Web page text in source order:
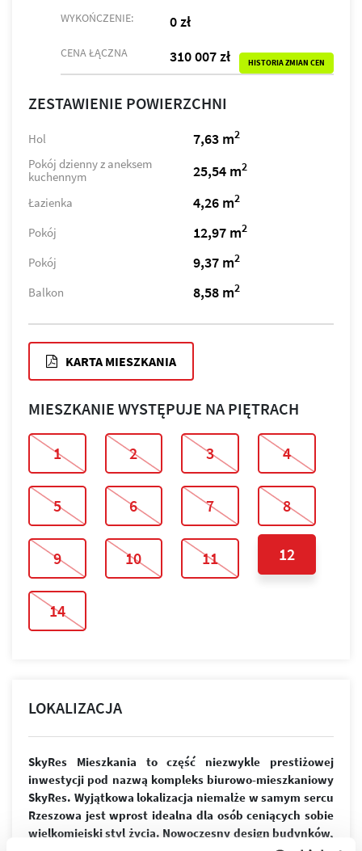
WYKOŃCZENIE: 0 zł
CENA ŁĄCZNA 310 007 zł HISTORIA ZMIAN CEN
ZESTAWIENIE POWIERZCHNI
Hol 7,63 m2
Pokój dzienny z aneksem
kuchennym
25,54 m2
Łazienka 4,26 m2
Pokój 12,97 m2
Pokój 9,37 m2
Balkon 8,58 m2
KARTA MIESZKANIA
MIESZKANIE WYSTĘPUJE NA PIĘTRACH
1 2 3 4
5 6 7 8
9 10 11 12
14
LOKALIZACJA
SkyRes Mieszkania to część niezwykle prestiżowej
inwestycji pod nazwą kompleks biurowo-mieszkaniowy
SkyRes. Wyjątkowa lokalizacja niemalże w samym sercu
Rzeszowa jest wprost idealna dla osób ceniących sobie
wielkomiejski styl życia. Nowoczesny design budynków,